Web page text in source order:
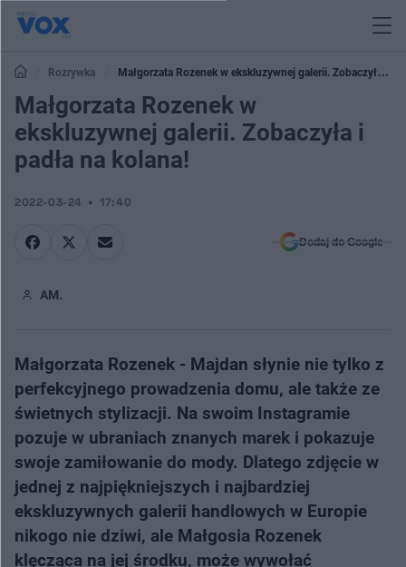
Rozrywka
Małgorzata Rozenek w ekskluzywnej galerii. Zobaczyła i
padła na kolana!
Małgorzata Rozenek w
ekskluzywnej galerii. Zobaczyła i
padła na kolana!
2022-03-24 17:40
Dodaj do Google
AM.
Małgorzata Rozenek - Majdan słynie nie tylko z
perfekcyjnego prowadzenia domu, ale także ze
świetnych stylizacji. Na swoim Instagramie
pozuje w ubraniach znanych marek i pokazuje
swoje zamiłowanie do mody. Dlatego zdjęcie w
jednej z najpiękniejszych i najbardziej
ekskluzywnych galerii handlowych w Europie
nikogo nie dziwi, ale Małgosia Rozenek
klęcząca na jej środku, może wywołać